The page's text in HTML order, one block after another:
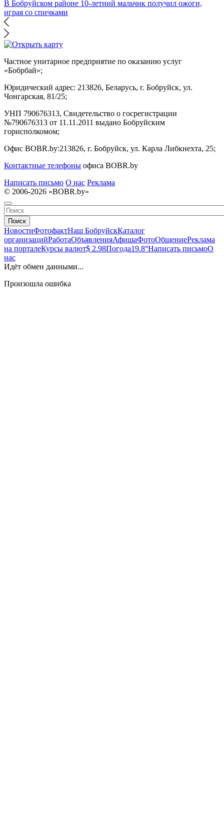
В Бобруйском районе 10-летний мальчик получил ожоги,
играя со спичками
Частное унитарное предприятие по оказанию услуг
«Бобрбай»;
Юридический адрес: 213826, Беларусь, г. Бобруйск, ул.
Чонгарская, 81/25;
УНП 790676313, Свидетельство о госрегистрации
№790676313 от 11.11.2011 выдано Бобруйским
горисполкомом;
Офис BOBR.by:213826, г. Бобруйск, ул. Карла Либкнехта, 25;
Контактные телефоны офиса BOBR.by
Написать письмо О нас Реклама
© 2006-2026 «BOBR.by»
Поиск
НовостиФотофактНаш БобруйскКаталог
организацийРаботаОбъявленияАфишаФотоОбщениеРеклама
на порталеКурсы валют$ 2.98Погода19.8°Написать письмоО
нас
Идёт обмен данными...
Произошла ошибка